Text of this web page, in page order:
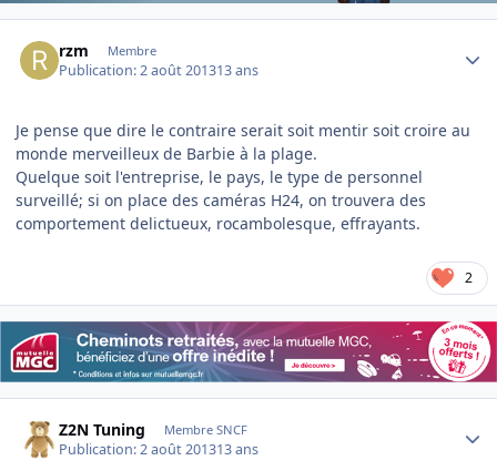
rzm Membre
Publication:2 août 201313 ans
Je pense que dire le contraire serait soit mentir soit croire au
monde merveilleux de Barbie à la plage.
Quelque soit l'entreprise, le pays, le type de personnel
surveillé; si on place des caméras H24, on trouvera des
comportement delictueux, rocambolesque, effrayants.
2
Z2N Tuning Membre SNCF
Publication:2 août 201313 ans